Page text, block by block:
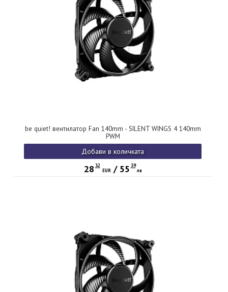
be quiet! вентилатор Fan 140mm - SILENT WINGS 4 140mm
PWM
Добави в количката
28 32
EUR/ 55 39
лв